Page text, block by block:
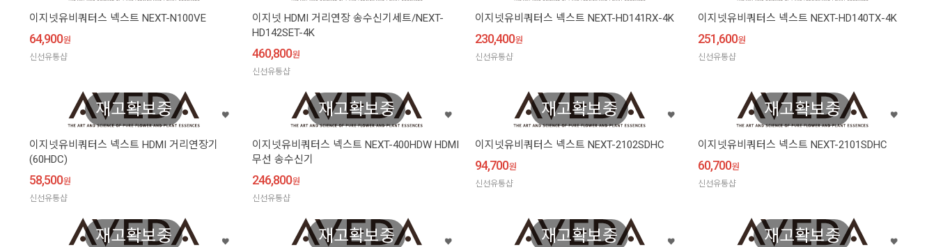
이지넷유비쿼터스 넥스트 NEXT-N100VE
64,900원
신선유통샵
이지넷 HDMI 거리연장 송수신기세트/NEXT-
HD142SET-4K
460,800원
신선유통샵
이지넷유비쿼터스 넥스트 NEXT-HD141RX-4K
230,400원
신선유통샵
이지넷유비쿼터스 넥스트 NEXT-HD140TX-4K
251,600원
신선유통샵
재고확보중
이지넷유비쿼터스 넥스트 HDMI 거리연장기
(60HDC)
58,500원
신선유통샵
재고확보중
이지넷유비쿼터스 넥스트 NEXT-400HDW HDMI
무선 송수신기
246,800원
신선유통샵
재고확보중
이지넷유비쿼터스 넥스트 NEXT-2102SDHC
94,700원
신선유통샵
재고확보중
이지넷유비쿼터스 넥스트 NEXT-2101SDHC
60,700원
신선유통샵
재고확보중 재고확보중 재고확보중 재고확보중